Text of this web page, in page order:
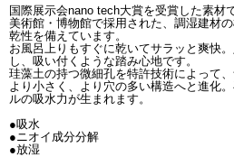
国際展示会nano tech大賞を受賞した素材
美術館・博物館で採用された、調湿建材
乾性を備えています。
お風呂上りもすぐに乾いてサラッと爽快
し、吸い付くような踏み心地です。
珪藻土の持つ微細孔を特許技術によって
より小さく、より穴の多い構造へと進化
ルの吸水力が生まれます。
●吸水
●ニオイ成分分解
●放湿